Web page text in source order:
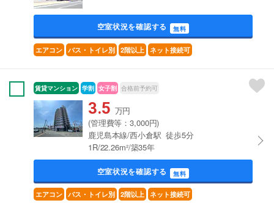
空室状況を確認する 無料
エアコン バス・トイレ別 2階以上 ネット接続可
賃貸マンション 学割 女子割 合格前予約可
3.5 万円
(管理費等：3,000円)
鹿児島本線/西小倉駅 徒歩5分
1R/22.26m²/築35年
空室状況を確認する 無料
エアコン バス・トイレ別 2階以上 ネット接続可